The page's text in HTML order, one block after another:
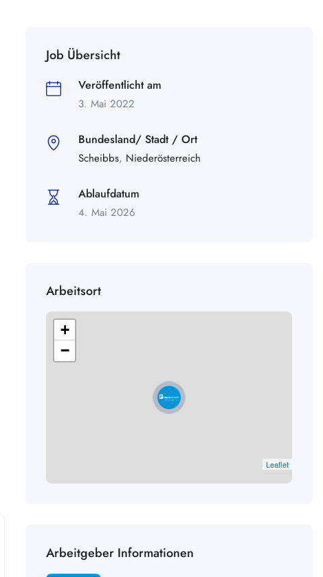
Job Übersicht
Veröffentlicht am
3. Mai 2022
Bundesland/ Stadt / Ort
Scheibbs, Niederösterreich
Ablaufdatum
4. Mai 2026
Arbeitsort
+
−
Leaflet
Arbeitgeber Informationen